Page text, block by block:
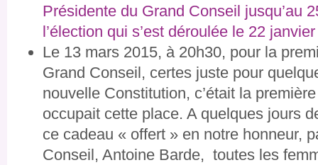
Présidente du Grand Conseil jusqu’au
l’élection qui s’est déroulée le 22
Le 13 mars 2015, à 20h30, pour la
Grand Conseil, certes juste pour
nouvelle Constitution, c’était la
occupait cette place. A quelques jours
ce cadeau « offert » en notre honneur,
Conseil, Antoine Barde, toutes les